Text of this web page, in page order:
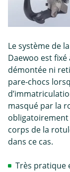
Le système de
Daewoo est
démontée ni
pare-chocs
masqué par la
obligatoirement
corps de la
dans ce cas.
Très pratique